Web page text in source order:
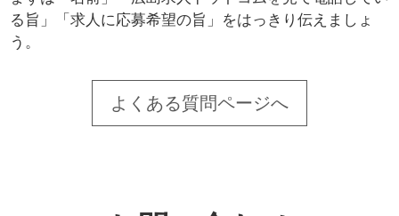
る旨」「求人に応募希望の旨」をはっきり伝えましょ
う。
よくある質問ページへ